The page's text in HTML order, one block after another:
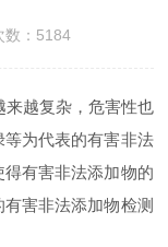
：5184
越复杂，危害性也
为代表的有害非法
有害非法添加物的
害非法添加物检测